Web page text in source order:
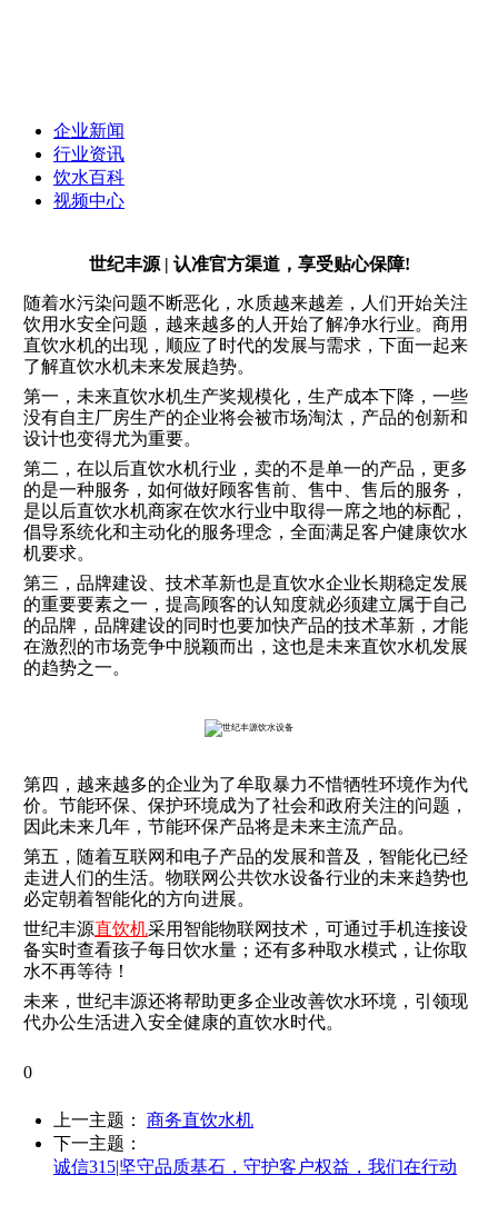
企业新闻
行业资讯
饮水百科
视频中心
世纪丰源 | 认准官方渠道，享受贴心保障!
随着水污染问题不断恶化，水质越来越差，人们开始关注
饮用水安全问题，越来越多的人开始了解净水行业。商用
直饮水机的出现，顺应了时代的发展与需求，下面一起来
了解直饮水机未来发展趋势。
第一，未来直饮水机生产奖规模化，生产成本下降，一些
没有自主厂房生产的企业将会被市场淘汰，产品的创新和
设计也变得尤为重要。
第二，在以后直饮水机行业，卖的不是单一的产品，更多
的是一种服务，如何做好顾客售前、售中、售后的服务，
是以后直饮水机商家在饮水行业中取得一席之地的标配，
倡导系统化和主动化的服务理念，全面满足客户健康饮水
机要求。
第三，品牌建设、技术革新也是直饮水企业长期稳定发展
的重要要素之一，提高顾客的认知度就必须建立属于自己
的品牌，品牌建设的同时也要加快产品的技术革新，才能
在激烈的市场竞争中脱颖而出，这也是未来直饮水机发展
的趋势之一。
第四，越来越多的企业为了牟取暴力不惜牺牲环境作为代
价。节能环保、保护环境成为了社会和政府关注的问题，
因此未来几年，节能环保产品将是未来主流产品。
第五，随着互联网和电子产品的发展和普及，智能化已经
走进人们的生活。物联网公共饮水设备行业的未来趋势也
必定朝着智能化的方向进展。
世纪丰源直饮机采用智能物联网技术，可通过手机连接设
备实时查看孩子每日饮水量；还有多种取水模式，让你取
水不再等待！
未来，世纪丰源还将帮助更多企业改善饮水环境，引领现
代办公生活进入安全健康的直饮水时代。
0
上一主题： 商务直饮水机
下一主题：
诚信315|坚守品质基石，守护客户权益，我们在行动